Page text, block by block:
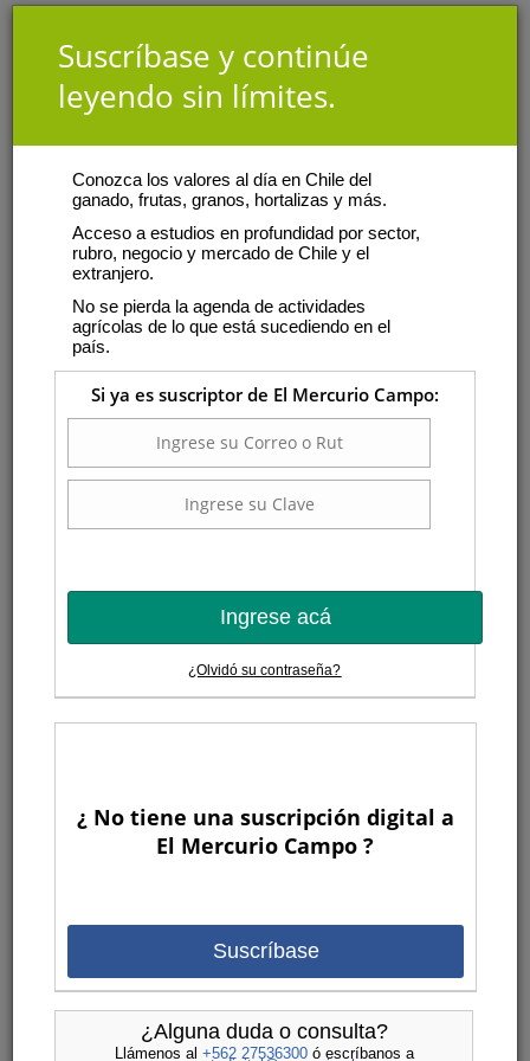
Suscríbase y continúe
leyendo sin límites.
Conozca los valores al día en Chile del
ganado, frutas, granos, hortalizas y más.
Acceso a estudios en profundidad por sector,
rubro, negocio y mercado de Chile y el
extranjero.
No se pierda la agenda de actividades
agrícolas de lo que está sucediendo en el
país.
Si ya es suscriptor de El Mercurio Campo:
Ingrese acá
¿Olvidó su contraseña?
¿ No tiene una suscripción digital a
El Mercurio Campo ?
Suscríbase
¿Alguna duda o consulta?
Llámenos al +562 27536300ó escríbanos a